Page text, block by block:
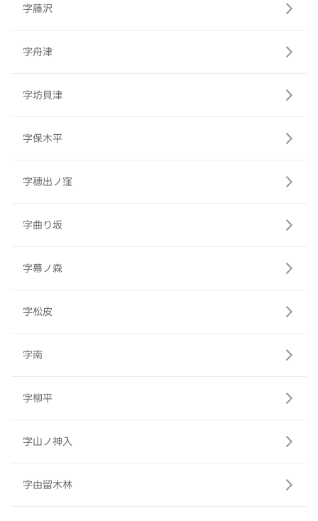
字藤沢
字舟津
字坊貝津
字保木平
字穂出ノ窪
字曲り坂
字幕ノ森
字松皮
字南
字柳平
字山ノ神入
字由留木林